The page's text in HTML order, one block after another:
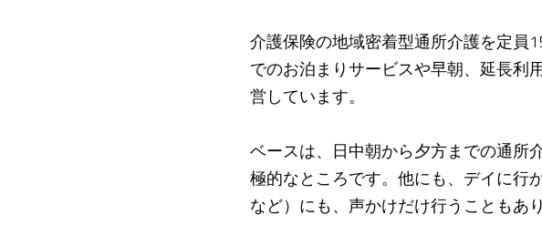
介護保険の地域密着型通所介護を定員
でのお泊まりサービスや早朝、延長利
営しています。
ベースは、日中朝から夕方までの通所
極的なところです。他にも、デイに行
など）にも、声かけだけ行うこともあり